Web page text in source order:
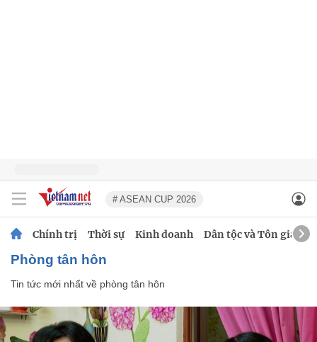
# ASEAN CUP 2026
Chính trị Thời sự Kinh doanh Dân tộc và Tôn giáo
phòng tân hôn
Tin tức mới nhất về phòng tân hôn